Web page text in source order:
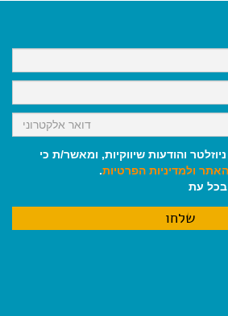
k
p
m
והודעות שיווקיות, ומאשר/ת כי
האתר ולמדיניות הפרטיות.
עת